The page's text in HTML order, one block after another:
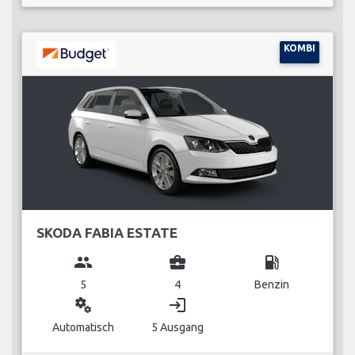
KOMBI
SKODA FABIA ESTATE
group
5
business_center
4
local_gas_station
Benzin
miscellaneous_services
Automatisch
login
5 Ausgang